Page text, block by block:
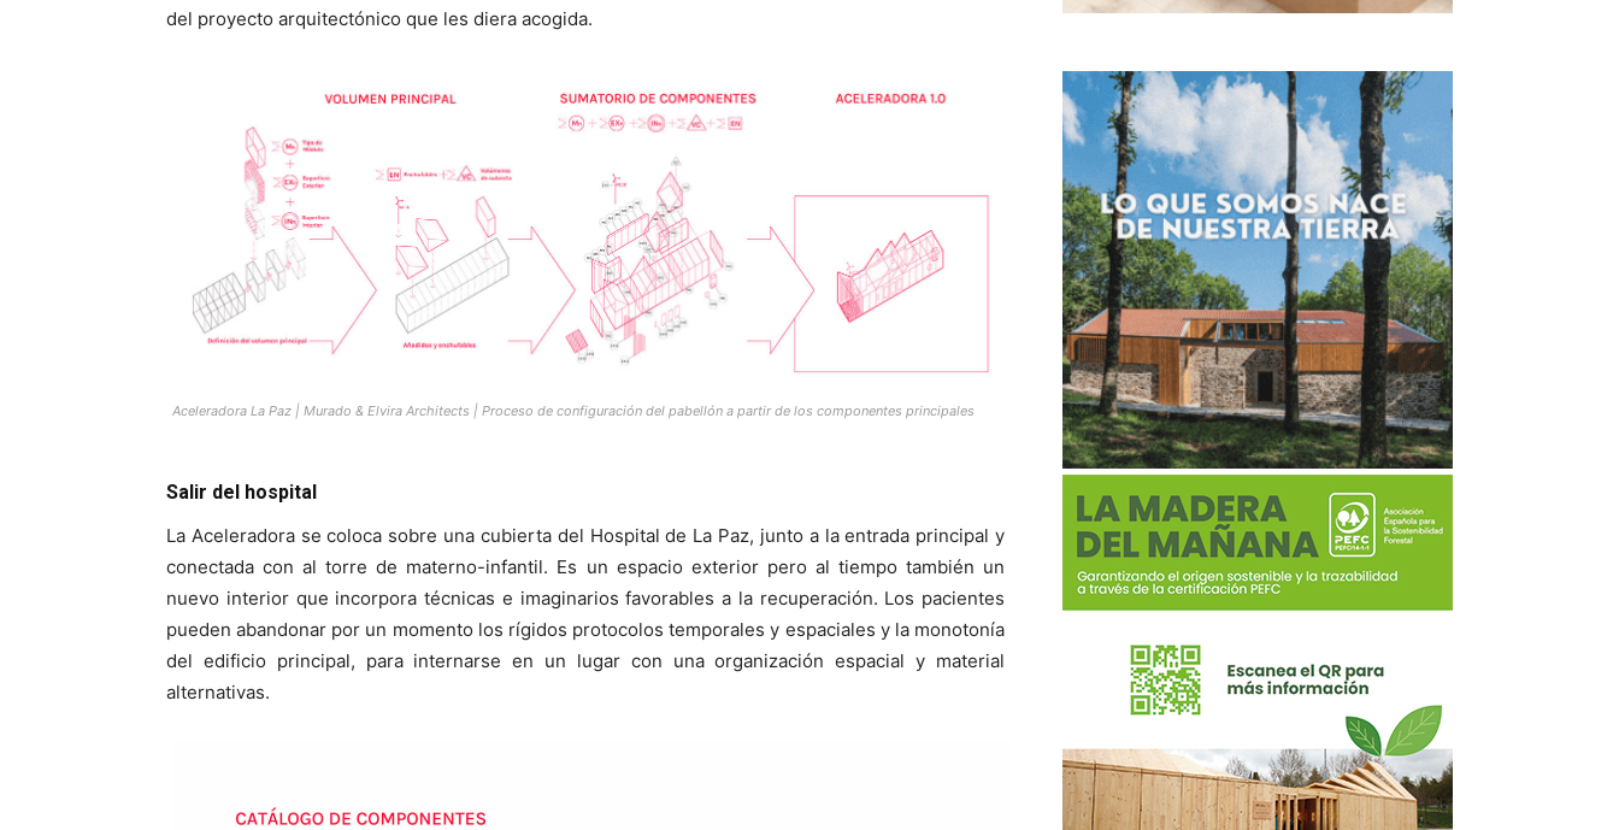
del proyecto arquitectónico que les diera acogida.
Aceleradora La Paz | Murado & Elvira Architects | Proceso de configuración del pabellón a partir de los componentes principales
Salir del hospital
La Aceleradora se coloca sobre una cubierta del Hospital de La Paz, junto a la entrada principal y
conectada con al torre de materno-infantil. Es un espacio exterior pero al tiempo también un
nuevo interior que incorpora técnicas e imaginarios favorables a la recuperación. Los pacientes
pueden abandonar por un momento los rígidos protocolos temporales y espaciales y la monotonía
del edificio principal, para internarse en un lugar con una organización espacial y material
alternativas.